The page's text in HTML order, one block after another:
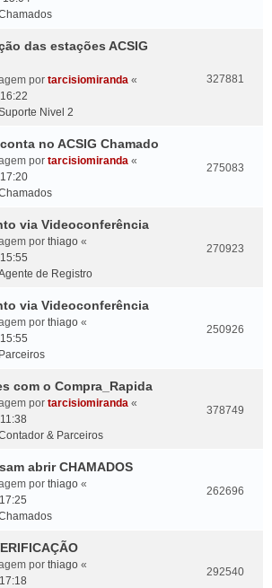
das estações ACSIG
por tarcisiomiranda «
Nivel 2
327881
no ACSIG Chamado
por tarcisiomiranda «
275083
via Videoconferência
por thiago «
de Registro
270923
via Videoconferência
por thiago «
Parceiros
250926
com o Compra_Rapida
por tarcisiomiranda «
& Parceiros
378749
abrir CHAMADOS
por thiago «
262696
por thiago «
292540